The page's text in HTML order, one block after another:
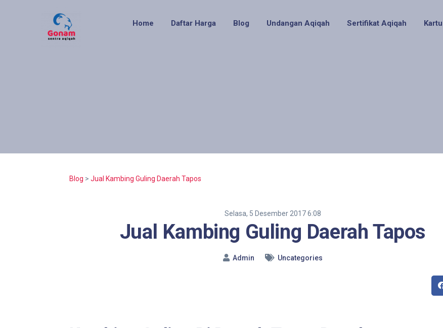
Home Daftar Harga Blog Undangan Aqiqah Sertifikat Aqiqah
Blog > Jual Kambing Guling Daerah Tapos
Selasa, 5 Desember 2017 6:08
Jual Kambing Guling Daerah Tapos
Admin Uncategories